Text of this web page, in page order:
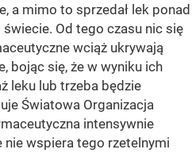
a mimo to sprzedał lek ponad
Od tego czasu nic się
wciąż ukrywają
bojąc się, że w wyniku ich
leku lub trzeba będzie
Światowa Organizacja
intensywnie
nie wspiera tego rzetelnymi